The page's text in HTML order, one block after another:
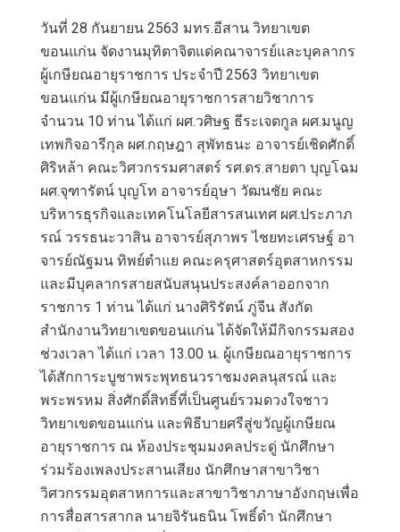
วันที่ 28 กันยายน 2563 มทร.อีสาน วิทยาเขต
ขอนแก่น จัดงานมุทิตาจิตแด่คณาจารย์และบุคลากร
ผู้เกษียณอายุราชการ ประจำปี 2563 วิทยาเขต
ขอนแก่น มีผู้เกษียณอายุราชการสายวิชาการ
จำนวน 10 ท่าน ได้แก่ ผศ.วศิษฐ ธีระเจตกูล ผศ.มนูญ
เทพกิจอารีกุล ผศ.กฤษฎา สุพัทธนะ อาจารย์เชิดศักดิ์
ศิริหล้า คณะวิศวกรรมศาสตร์ รศ.ดร.สายตา บุญโฉม
ผศ.จุฑารัตน์ บุญโท อาจารย์อุษา วัฒนชัย คณะ
บริหารธุรกิจและเทคโนโลยีสารสนเทศ ผศ.ประภาภ
รณ์ วรรธนะวาสิน อาจารย์สุภาพร ไชยทะเศรษฐ์ อา
จารย์ณัฐมน ทิพย์ตำแย คณะครุศาสตร์อุตสาหกรรม
และมีบุคลากรสายสนับสนุนประสงค์ลาออกจาก
ราชการ 1 ท่าน ได้แก่ นางศิริรัตน์ ภู่จีน สังกัด
สำนักงานวิทยาเขตขอนแก่น ได้จัดให้มีกิจกรรมสอง
ช่วงเวลา ได้แก่ เวลา 13.00 น. ผู้เกษียณอายุราชการ
ได้สักการะบูชาพระพุทธนวราชมงคลนุสรณ์ และ
พระพรหม สิ่งศักดิ์สิทธิ์ที่เป็นศูนย์รวมดวงใจชาว
วิทยาเขตขอนแก่น และพิธีบายศรีสู่ขวัญผู้เกษียณ
อายุราชการ ณ ห้องประชุมมงคลประดู่ นักศึกษา
ร่วมร้องเพลงประสานเสียง นักศึกษาสาขาวิชา
วิศวกรรมอุตสาหการและสาขาวิชาภาษาอังกฤษเพื่อ
การสื่อสารสากล นายจิรันธนิน โพธิ์ดำ นักศึกษา